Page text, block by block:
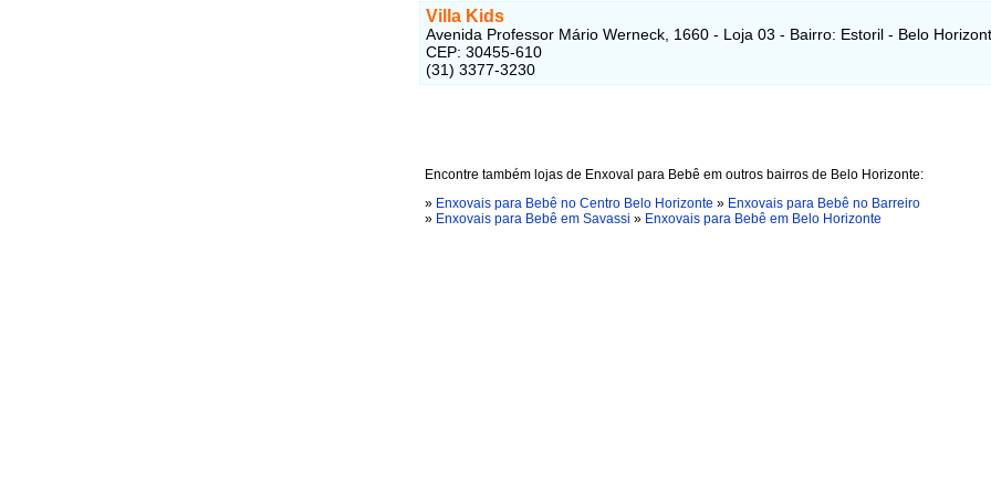
Villa Kids
Avenida Professor Mário Werneck, 1660 - Loja 03 - Bairro: Estoril - Belo
CEP: 30455-610
(31) 3377-3230
Encontre também lojas de Enxoval para Bebê em outros bairros de Belo Horizonte:
» Enxovais para Bebê no Centro Belo Horizonte » Enxovais para Bebê no Barreiro
» Enxovais para Bebê em Savassi » Enxovais para Bebê em Belo Horizonte